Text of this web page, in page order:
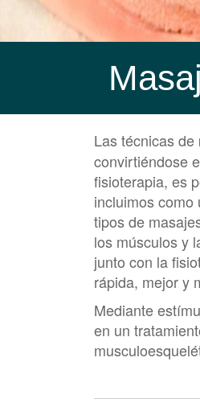
Las técnicas de
convirtiéndose
fisioterapia, es
incluimos
tipos de
los músculos y
junto con la
rápida, mejor y
Mediante
en un